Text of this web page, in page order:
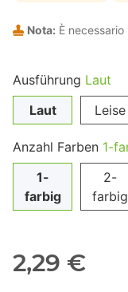
Nota: È
Ausführung Laut
Laut
Leise
Anzahl Farben 1-
1-
farbig
2-
farbig
2,29 €